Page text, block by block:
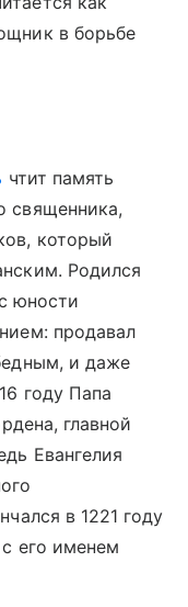
в борьбе
чтит память
священника,
который
Родился
юности
продавал
и даже
году Папа
главной
Евангелия
в 1221 году
его именем